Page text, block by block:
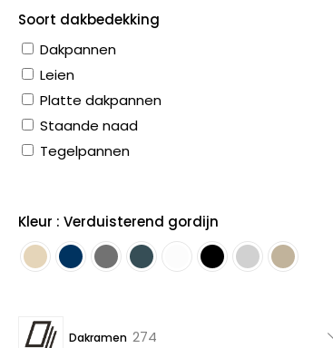
Soort dakbedekking
Dakpannen
Leien
Platte dakpannen
Staande naad
Tegelpannen
Kleur : Verduisterend gordijn
Dakramen 274